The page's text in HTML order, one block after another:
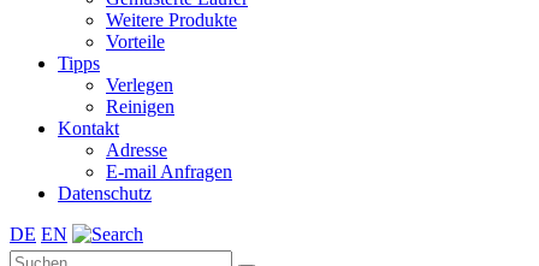
Weitere Produkte
Vorteile
Tipps
Verlegen
Reinigen
Kontakt
Adresse
E-mail Anfragen
Datenschutz
DE EN